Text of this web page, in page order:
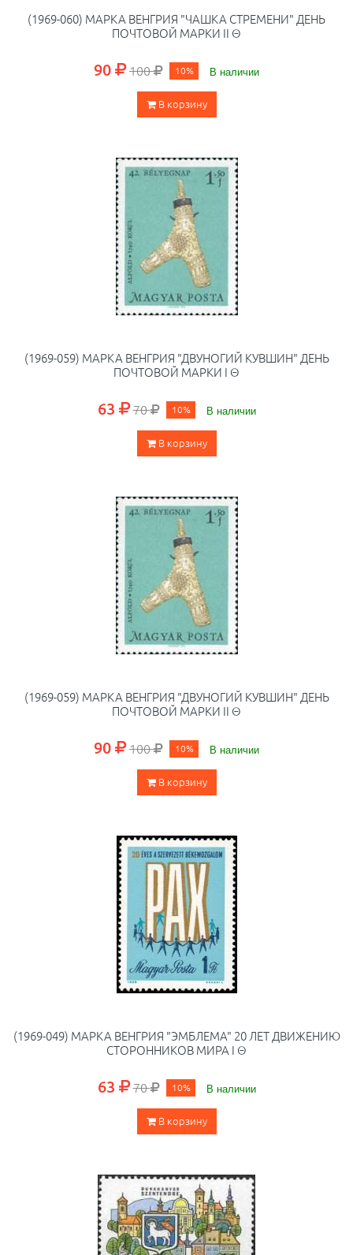
(1969-060) МАРКА ВЕНГРИЯ "ЧАШКА СТРЕМЕНИ" ДЕНЬ
ПОЧТОВОЙ МАРКИ II Θ
90 100 10% В наличии
В корзину
(1969-059) МАРКА ВЕНГРИЯ "ДВУНОГИЙ КУВШИН" ДЕНЬ
ПОЧТОВОЙ МАРКИ I Θ
63 70 10% В наличии
В корзину
(1969-059) МАРКА ВЕНГРИЯ "ДВУНОГИЙ КУВШИН" ДЕНЬ
ПОЧТОВОЙ МАРКИ II Θ
90 100 10% В наличии
В корзину
(1969-049) МАРКА ВЕНГРИЯ "ЭМБЛЕМА" 20 ЛЕТ ДВИЖЕНИЮ
СТОРОННИКОВ МИРА I Θ
63 70 10% В наличии
В корзину